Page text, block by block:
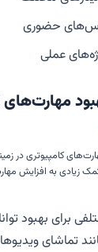
حضوری
عملی
مهارت‌های
کامپیوتری در
زیادی به افزایش
برای بهبود
تماشای